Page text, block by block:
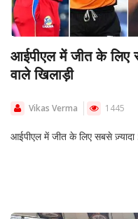
आईपीएल में जीत के लिए
वाले खिलाड़ी
Vikas Verma 1445
आईपीएल में जीत के लिए सबसे ज़्यादा